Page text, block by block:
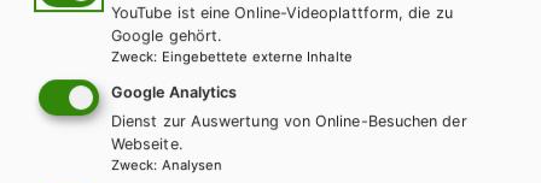
YouTube ist eine Online-Videoplattform, die zu
Google gehört.
Zweck: Eingebettete externe Inhalte
Google Analytics
Dienst zur Auswertung von Online-Besuchen der
Webseite.
Zweck: Analysen